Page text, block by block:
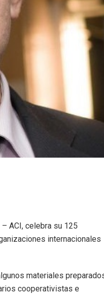
ACI, celebra su 125
internacionales
materiales
cooperativistas e